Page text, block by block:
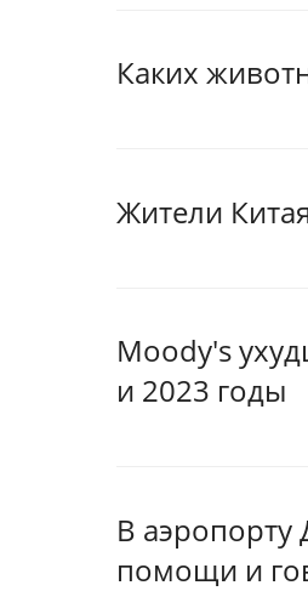
Каких
Жители
Moody's
и 2023 годы
В аэропорту
помощи и